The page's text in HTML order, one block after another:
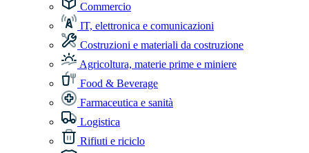
Commercio
IT, elettronica e comunicazioni
Costruzioni e materiali da costruzione
Agricoltura, materie prime e miniere
Food & Beverage
Farmaceutica e sanità
Logistica
Rifiuti e riciclo